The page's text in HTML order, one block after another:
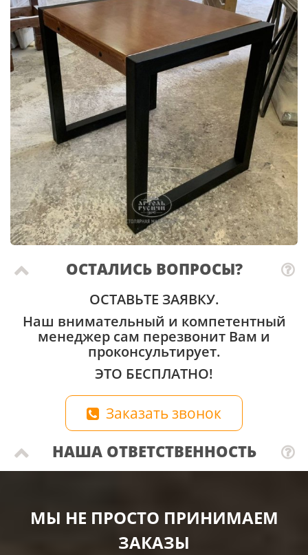
ОСТАЛИСЬ ВОПРОСЫ?
ОСТАВЬТЕ ЗАЯВКУ.
Наш внимательный и компетентный
менеджер сам перезвонит Вам и
проконсультирует.
ЭТО БЕСПЛАТНО!
Заказать звонок
НАША ОТВЕТСТВЕННОСТЬ
МЫ НЕ ПРОСТО ПРИНИМАЕМ
ЗАКАЗЫ